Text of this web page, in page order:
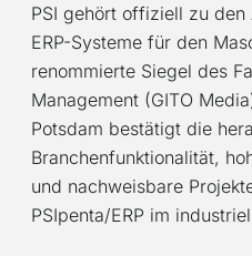
PSI gehört offiziell zu den
ERP-Systeme für den
renommierte Siegel des
Management (GITO
Potsdam bestätigt die
Branchenfunktionalität,
und nachweisbare
PSIpenta/ERP im